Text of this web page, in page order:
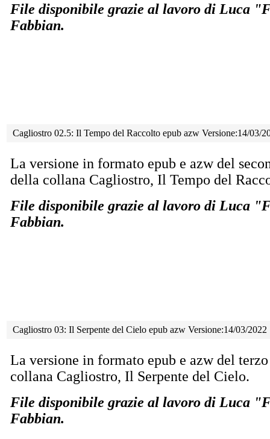
File disponibile grazie al lavoro di Luca
Fabbian.
Cagliostro 02.5: Il Tempo del Raccolto epub azw Versione:14/03/
La versione in formato epub e azw del
della collana Cagliostro, Il Tempo del
File disponibile grazie al lavoro di Luca
Fabbian.
Cagliostro 03: Il Serpente del Cielo epub azw Versione:14/03/2022
La versione in formato epub e azw del
collana Cagliostro, Il Serpente del Cielo.
File disponibile grazie al lavoro di Luca
Fabbian.